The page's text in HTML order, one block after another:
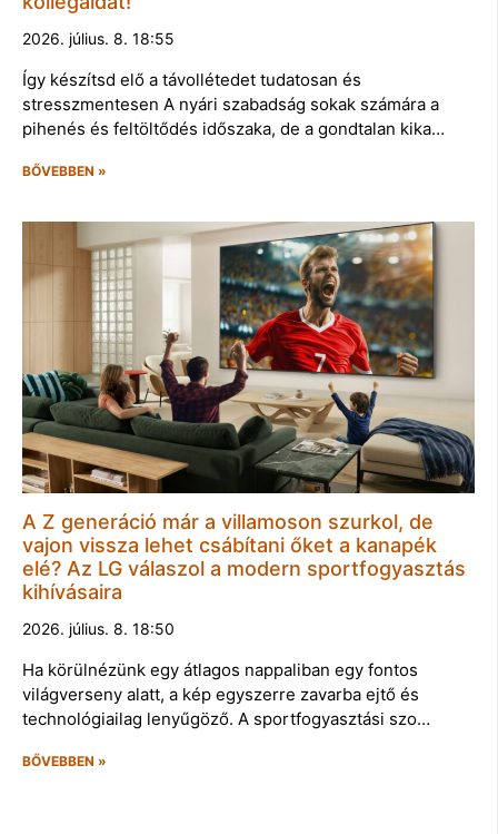
2026. július. 8. 18:55
Így készítsd elő a távollétedet tudatosan és
stresszmentesen A nyári szabadság sokak számára a
pihenés és feltöltődés időszaka, de a gondtalan kika…
BŐVEBBEN »
A Z generáció már a villamoson szurkol, de
vajon vissza lehet csábítani őket a kanapék
elé? Az LG válaszol a modern sportfogyasztás
kihívásaira
2026. július. 8. 18:50
Ha körülnézünk egy átlagos nappaliban egy fontos
világverseny alatt, a kép egyszerre zavarba ejtő és
technológiailag lenyűgöző. A sportfogyasztási szo…
BŐVEBBEN »